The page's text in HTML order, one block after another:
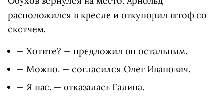
расположился в кресле и откупорил штоф со
скотчем.
— Хотите? — предложил он остальным.
— Можно. — согласился Олег Иванович.
— Я пас. — отказалась Галина.